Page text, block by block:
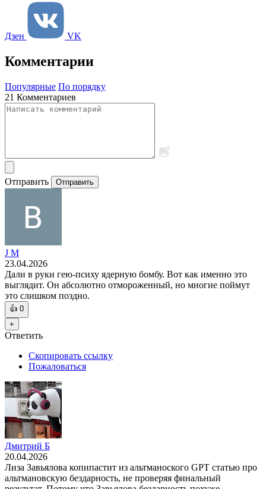
Дзен VK
Комментарии
Популярные По порядку
21 Комментариев
Отправить Отправить
J M
23.04.2026
Дали в руки гею-психу ядерную бомбу. Вот как именно это
выглядит. Он абсолютно отмороженный, но многие поймут
это слишком поздно.
👍 0
+
Ответить
Скопировать ссылку
Пожаловаться
Дмитрий Б
20.04.2026
Лиза Завьялова копипастит из альтманоского GPT статью про
альтмановскую бездарность, не проверяя финальный